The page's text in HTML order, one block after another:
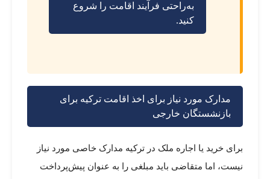
به‌راحتی فرآیند اقامت را شروع
کنید.
مدارک مورد نیاز برای اخذ اقامت ترکیه برای
بازنشستگان خارجی
برای خرید یا اجاره ملک در ترکیه مدارک خاصی مورد نیاز
نیست، اما متقاضی باید مبلغی را به عنوان پیش‌پرداخت